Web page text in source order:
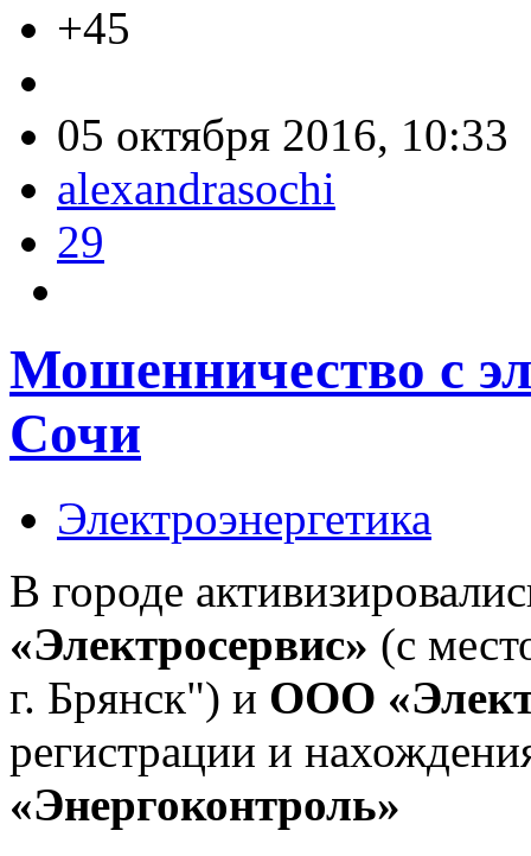
+45
05 октября 2016, 10:33
alexandrasochi
29
Мошенничество с
Сочи
Электроэнергетика
В городе
«Электросервис» (с
г. Брянск") и ООО
регистрации и
«Энергоконтроль»